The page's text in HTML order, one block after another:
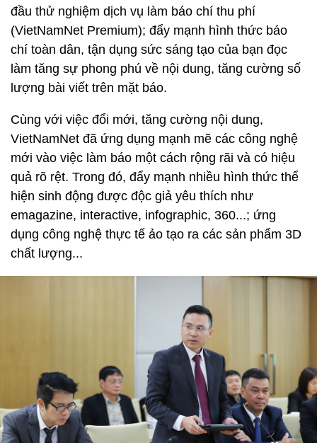
đầu thử nghiệm dịch vụ làm báo chí thu phí
(VietNamNet Premium); đẩy mạnh hình thức báo
chí toàn dân, tận dụng sức sáng tạo của bạn đọc
làm tăng sự phong phú về nội dung, tăng cường số
lượng bài viết trên mặt báo.
Cùng với việc đổi mới, tăng cường nội dung,
VietNamNet đã ứng dụng mạnh mẽ các công nghệ
mới vào việc làm báo một cách rộng rãi và có hiệu
quả rõ rệt. Trong đó, đẩy mạnh nhiều hình thức thể
hiện sinh động được độc giả yêu thích như
emagazine, interactive, infographic, 360...; ứng
dụng công nghệ thực tế ảo tạo ra các sản phẩm 3D
chất lượng...